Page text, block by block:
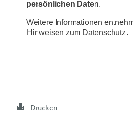
Drucken